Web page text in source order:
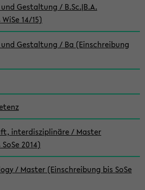
Gestaltung / B.Sc.|B.A.
14/15)
Gestaltung / Ba (Einschreibung
interdisziplinäre / Master
2014)
/ Master (Einschreibung bis SoSe